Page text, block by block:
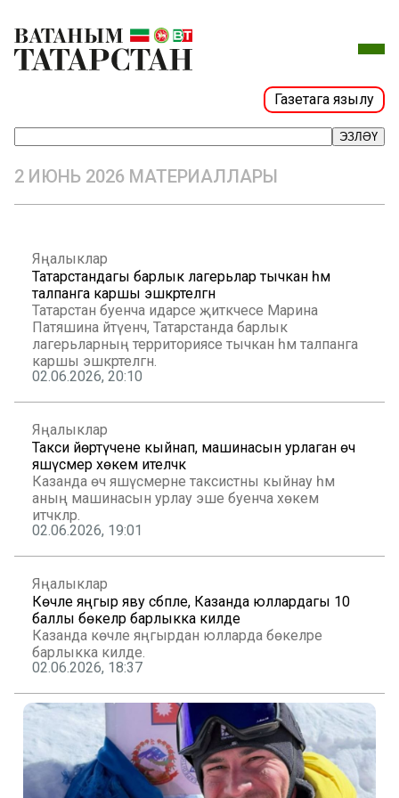
Газетага язылу
ЭЗЛӘҮ
2 ИЮНЬ 2026 МАТЕРИАЛЛАРЫ
Яңалыклар
Татарстандагы барлык лагерьлар тычкан һәм
талпанга каршы эшкәртелгән
Татарстан буенча идарәсе җитәкчесе Марина
Патяшина әйтүенчә, Татарстанда барлык
лагерьларның территориясе тычкан һәм талпанга
каршы эшкәртелгән.
02.06.2026, 20:10
Яңалыклар
Такси йөртүчене кыйнап, машинасын урлаган өч
яшүсмер хөкем ителәчәк
Казанда өч яшүсмерне таксистны кыйнау һәм
аның машинасын урлау эше буенча хөкем
итәчәкләр.
02.06.2026, 19:01
Яңалыклар
Көчле яңгыр яву сәбәпле, Казанда юллардагы 10
баллы бөкеләр барлыкка килде
Казанда көчле яңгырдан юлларда бөкеләре
барлыкка килде.
02.06.2026, 18:37